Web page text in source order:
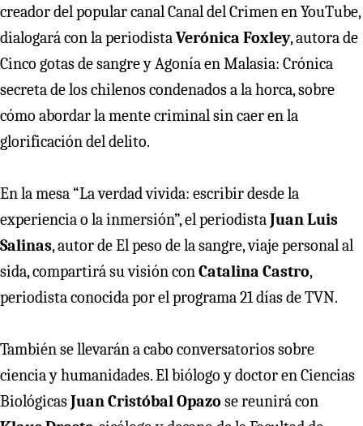
creador del popular canal Canal del Crimen en YouTube,
dialogará con la periodistaVerónica Foxley, autora de
Cinco gotas de sangre y Agonía en Malasia: Crónica
secreta de los chilenos condenados a la horca, sobre
cómo abordar la mente criminal sin caer en la
glorificación del delito.
En la mesa “La verdad vivida: escribir desde la
experiencia o la inmersión”, el periodistaJuan Luis
Salinas, autor de El peso de la sangre, viaje personal al
sida, compartirá su visión conCatalina Castro,
periodista conocida por el programa 21 días de TVN.
También se llevarán a cabo conversatorios sobre
ciencia y humanidades. El biólogo y doctor en Ciencias
BiológicasJuan Cristóbal Opazo se reunirá con